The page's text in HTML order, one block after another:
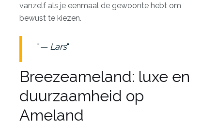
vanzelf als je eenmaal de gewoonte hebt om
bewust te kiezen.
— Lars
Breezeameland: luxe en
duurzaamheid op
Ameland